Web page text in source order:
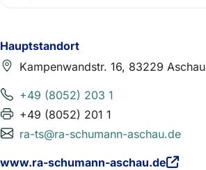
Hauptstandort
Kampenwandstr. 16, 83229 Aschau
+49 (8052) 203 1
+49 (8052) 201 1
ra-ts@ra-schumann-aschau.de
www.ra-schumann-aschau.de